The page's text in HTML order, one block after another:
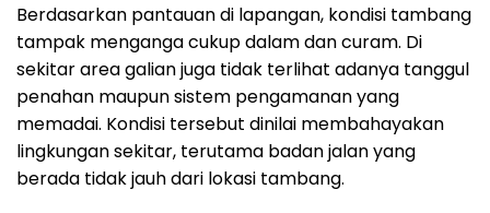
Berdasarkan pantauan di lapangan, kondisi tambang
tampak menganga cukup dalam dan curam. Di
sekitar area galian juga tidak terlihat adanya tanggul
penahan maupun sistem pengamanan yang
memadai. Kondisi tersebut dinilai membahayakan
lingkungan sekitar, terutama badan jalan yang
berada tidak jauh dari lokasi tambang.